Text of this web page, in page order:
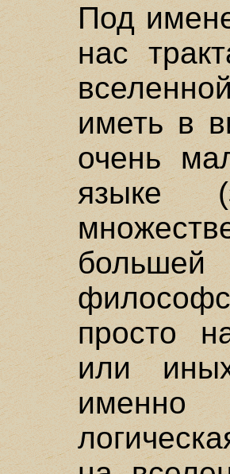
Под
нас
иметь в
очень
языке
просто
или